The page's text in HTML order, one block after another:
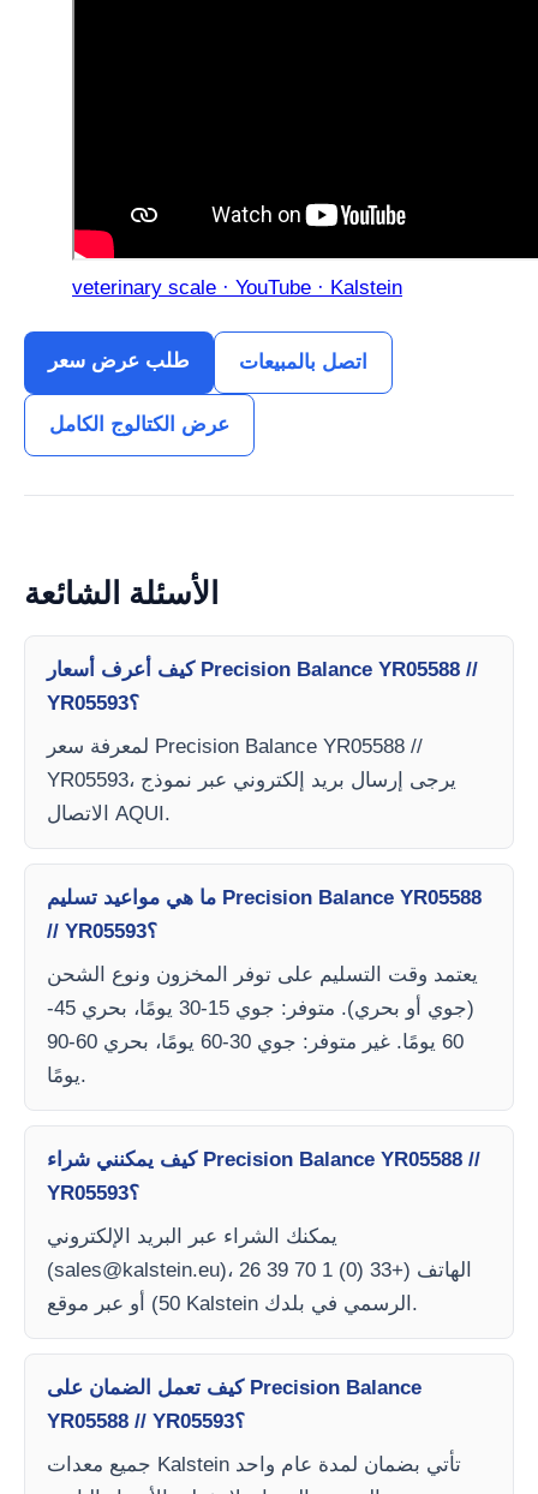
veterinary scale · YouTube · Kalstein
طلب عرض سعر اتصل بالمبيعات
عرض الكتالوج الكامل
الأسئلة الشائعة
كيف أعرف أسعار Precision Balance YR05588 //
YR05593؟
لمعرفة سعر Precision Balance YR05588 //
YR05593، يرجى إرسال بريد إلكتروني عبر نموذج
الاتصال AQUI.
ما هي مواعيد تسليم Precision Balance YR05588
// YR05593؟
يعتمد وقت التسليم على توفر المخزون ونوع الشحن
(جوي أو بحري). متوفر: جوي 15-30 يومًا، بحري 45-
60 يومًا. غير متوفر: جوي 30-60 يومًا، بحري 60-90
يومًا.
كيف يمكنني شراء Precision Balance YR05588 //
YR05593؟
يمكنك الشراء عبر البريد الإلكتروني
(sales@kalstein.eu)، الهاتف (+33 (0) 1 70 39 26
50) أو عبر موقع Kalstein الرسمي في بلدك.
كيف تعمل الضمان على Precision Balance
YR05588 // YR05593؟
جميع معدات Kalstein تأتي بضمان لمدة عام واحد